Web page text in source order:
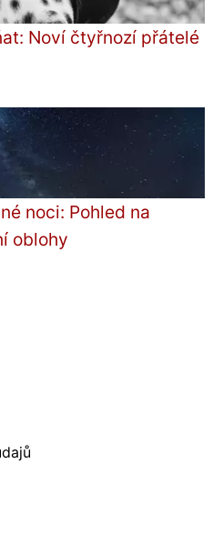
Noví čtyřnozí přátelé
noci: Pohled na
oblohy